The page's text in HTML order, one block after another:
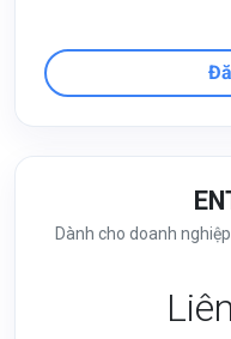
Dành cho doanh